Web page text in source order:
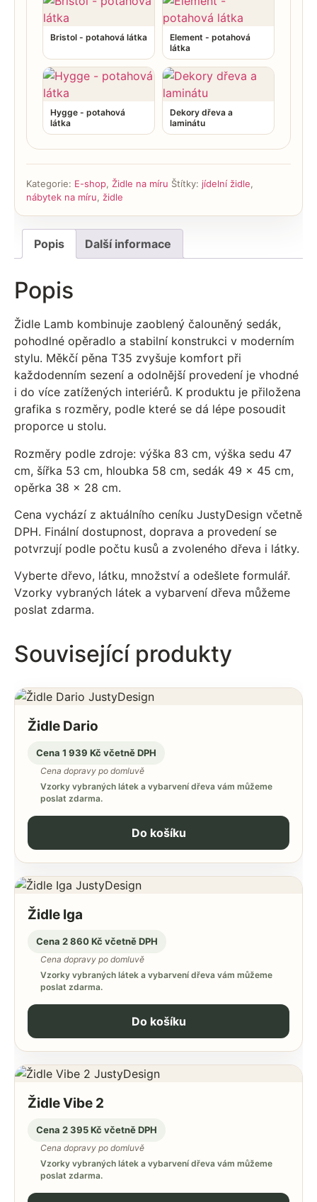
Bristol - potahová látka
Element - potahová
látka
Hygge - potahová
látka
Dekory dřeva a
laminátu
Kategorie: E-shop, Židle na míru Štítky: jídelní židle,
nábytek na míru, židle
Popis Další informace
Popis
Židle Lamb kombinuje zaoblený čalouněný sedák,
pohodlné opěradlo a stabilní konstrukci v moderním
stylu. Měkčí pěna T35 zvyšuje komfort při
každodenním sezení a odolnější provedení je vhodné
i do více zatížených interiérů. K produktu je přiložena
grafika s rozměry, podle které se dá lépe posoudit
proporce u stolu.
Rozměry podle zdroje: výška 83 cm, výška sedu 47
cm, šířka 53 cm, hloubka 58 cm, sedák 49 x 45 cm,
opěrka 38 x 28 cm.
Cena vychází z aktuálního ceníku JustyDesign včetně
DPH. Finální dostupnost, doprava a provedení se
potvrzují podle počtu kusů a zvoleného dřeva i látky.
Vyberte dřevo, látku, množství a odešlete formulář.
Vzorky vybraných látek a vybarvení dřeva můžeme
poslat zdarma.
Související produkty
Židle Dario
Cena 1 939 Kč včetně DPH
Cena dopravy po domluvě
Vzorky vybraných látek a vybarvení dřeva vám můžeme
poslat zdarma.
Do košíku
Židle Iga
Cena 2 860 Kč včetně DPH
Cena dopravy po domluvě
Vzorky vybraných látek a vybarvení dřeva vám můžeme
poslat zdarma.
Do košíku
Židle Vibe 2
Cena 2 395 Kč včetně DPH
Cena dopravy po domluvě
Vzorky vybraných látek a vybarvení dřeva vám můžeme
poslat zdarma.